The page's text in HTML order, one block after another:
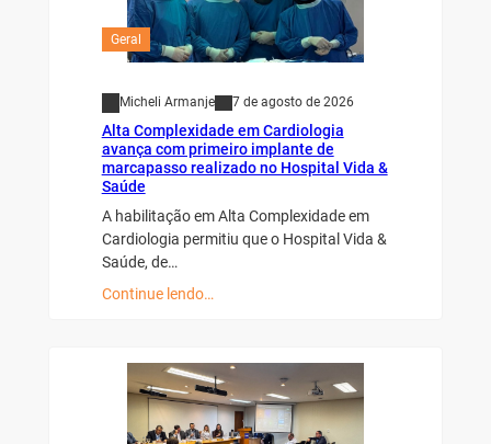
Geral
Micheli Armanje 7 de agosto de 2026
Alta Complexidade em Cardiologia
avança com primeiro implante de
marcapasso realizado no Hospital Vida &
Saúde
A habilitação em Alta Complexidade em
Cardiologia permitiu que o Hospital Vida &
Saúde, de…
Continue lendo…